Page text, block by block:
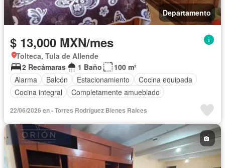
Departamento
$ 13,000 MXN/mes
Tolteca, Tula de Allende
2 Recámaras
1 Baño
100 m²
Alarma
Balcón Estacionamiento
Cocina equipada
Cocina integral
Completamente amueblado
22/06/2026 en - Torres Rodríguez Bienes Raíces